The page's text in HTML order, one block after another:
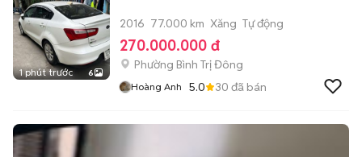
1 phút trước 6
2016 77.000 km Xăng Tự động
270.000.000 đ
Phường Bình Trị Đông
Hoàng Anh 5.0 30 đã bán